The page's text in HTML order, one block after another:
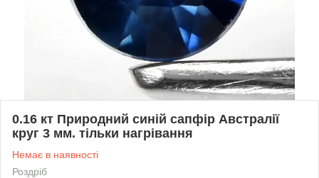
0.16 кт Природний синій сапфір Австралії
круг 3 мм. тільки нагрівання
Немає в наявності
Роздріб